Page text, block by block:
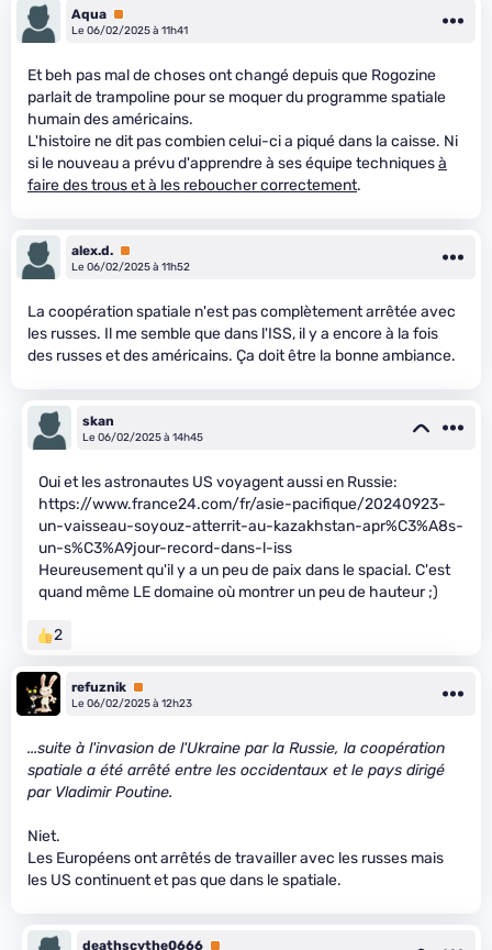
Aqua Premium
Le 06/02/2025 à 11h41
Et beh pas mal de choses ont changé depuis que Rogozine
parlait de trampoline pour se moquer du programme spatiale
humain des américains.
L'histoire ne dit pas combien celui-ci a piqué dans la caisse. Ni
si le nouveau a prévu d'apprendre à ses équipe techniquesà
faire des trous et à les reboucher correctement.
alex.d. Premium
Le 06/02/2025 à 11h52
La coopération spatiale n'est pas complètement arrêtée avec
les russes. Il me semble que dans l'ISS, il y a encore à la fois
des russes et des américains. Ça doit être la bonne ambiance.
skan
Le 06/02/2025 à 14h45
Oui et les astronautes US voyagent aussi en Russie:
https://www.france24.com/fr/asie-pacifique/20240923-
un-vaisseau-soyouz-atterrit-au-kazakhstan-apr%C3%A8s-
un-s%C3%A9jour-record-dans-l-iss
Heureusement qu'il y a un peu de paix dans le spacial. C'est
quand même LE domaine où montrer un peu de hauteur ;)
2
refuznik Premium
Le 06/02/2025 à 12h23
...suite à l'invasion de l'Ukraine par la Russie, la coopération
spatiale a été arrêté entre les occidentaux et le pays dirigé
par Vladimir Poutine.
Niet.
Les Européens ont arrêtés de travailler avec les russes mais
les US continuent et pas que dans le spatiale.
deathscythe0666 Premium